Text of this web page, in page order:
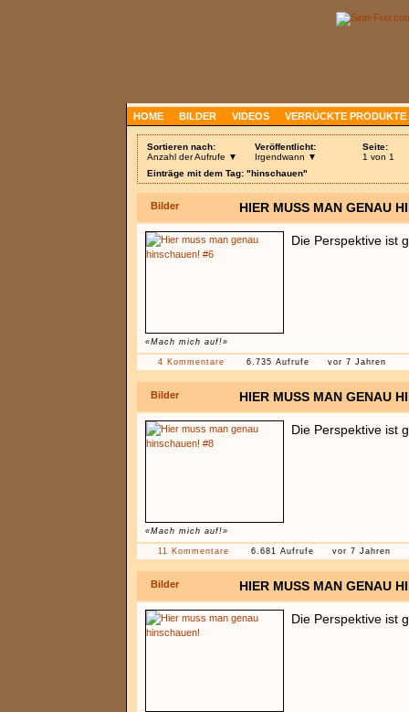
HOME BILDER VIDEOS VERRÜCKTE PRODUKTE
Sortieren nach:
Anzahl der Aufrufe ▼
Veröffentlicht:
Irgendwann ▼
Seite:
1 von 1
Einträge mit dem Tag: "hinschauen"
Bilder HIER MUSS MAN GENAU
«Mach mich auf!»
Die Perspektive ist
4 Kommentare 6.735 Aufrufe vor 7 Jahren
Bilder HIER MUSS MAN GENAU
«Mach mich auf!»
Die Perspektive ist
11 Kommentare 6.681 Aufrufe vor 7 Jahren
Bilder HIER MUSS MAN GENAU
Die Perspektive ist